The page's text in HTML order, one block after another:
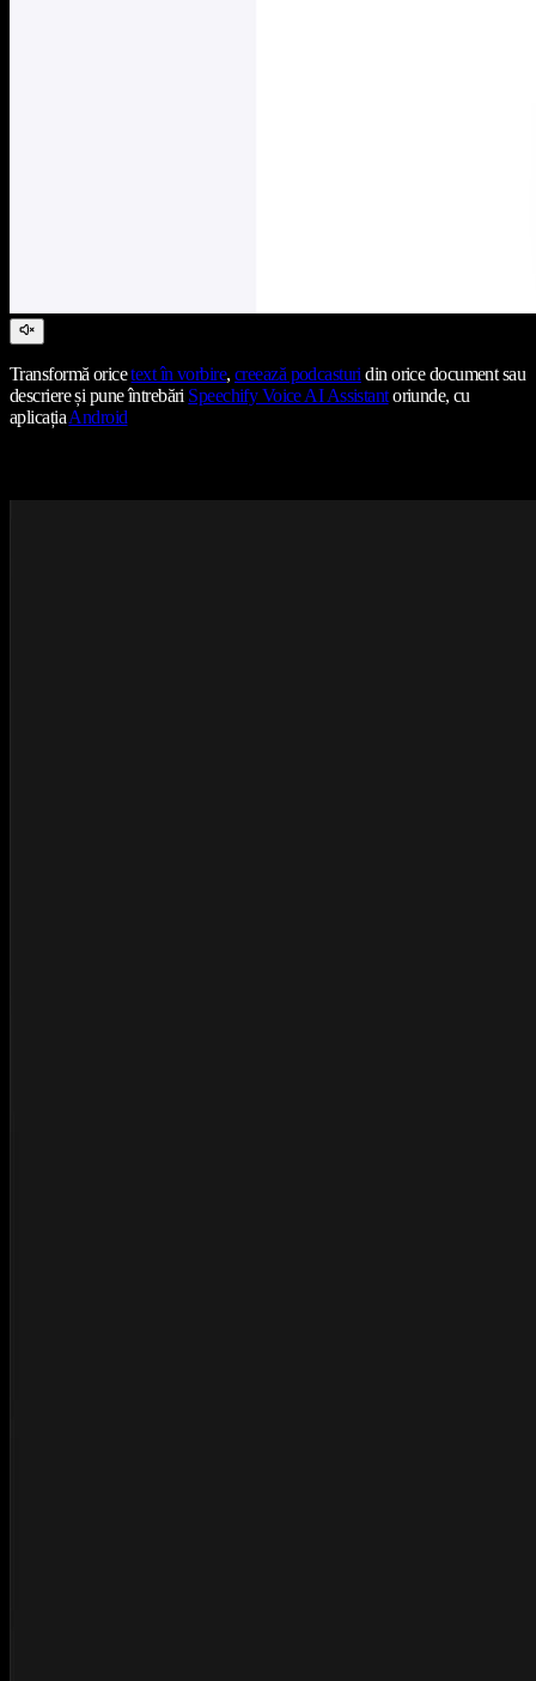
Transformă oricetext în vorbire, creează podcasturidin orice document sau
descriere și pune întrebări Speechify Voice AI Assistantoriunde, cu
aplicațiaAndroid